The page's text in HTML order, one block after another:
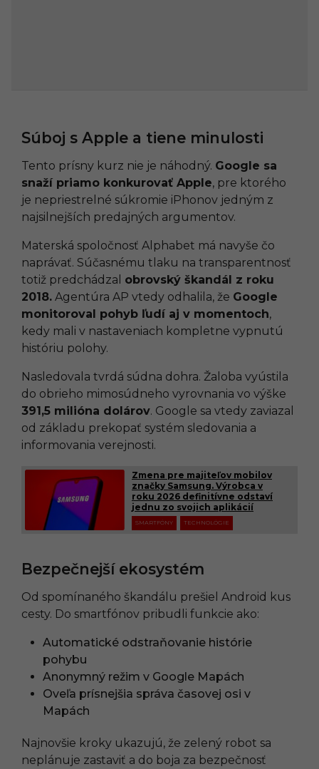
Súboj s Apple a tiene minulosti
Tento prísny kurz nie je náhodný. Google sa
snaží priamo konkurovať Apple, pre ktorého
je nepriestrelné súkromie iPhonov jedným z
najsilnejších predajných argumentov.
Materská spoločnosť Alphabet má navyše čo
naprávať. Súčasnému tlaku na transparentnosť
totiž predchádzal obrovský škandál z roku
2018. Agentúra AP vtedy odhalila, že Google
monitoroval pohyb ľudí aj v momentoch,
kedy mali v nastaveniach kompletne vypnutú
históriu polohy.
Nasledovala tvrdá súdna dohra. Žaloba vyústila
do obrieho mimosúdneho vyrovnania vo výške
391,5 milióna dolárov. Google sa vtedy zaviazal
od základu prekopať systém sledovania a
informovania verejnosti.
Zmena pre majiteľov mobilov
značky Samsung. Výrobca v
roku 2026 definitívne odstaví
jednu zo svojich aplikácií
SMARTFÓNY TECHNOLÓGIE
Bezpečnejší ekosystém
Od spomínaného škandálu prešiel Android kus
cesty. Do smartfónov pribudli funkcie ako:
Automatické odstraňovanie histórie
pohybu
Anonymný režim v Google Mapách
Oveľa prísnejšia správa časovej osi v
Mapách
Najnovšie kroky ukazujú, že zelený robot sa
neplánuje zastaviť a do boja za bezpečnosť